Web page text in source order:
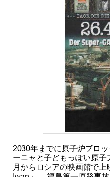
2030年までに原子炉ブロ
ーニャと子どもっぽい原
月からロシアの映画館で